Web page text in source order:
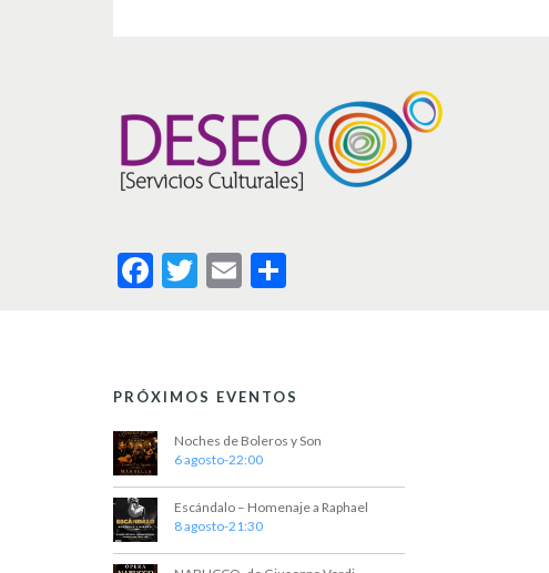
F
o
o
k
T
E
ar
ti
r
PRÓXIMOS EVENTOS
Noches de Boleros y Son
6 agosto-22:00
Escándalo – Homenaje a Raphael
8 agosto-21:30